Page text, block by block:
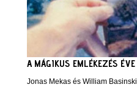
A MÁGIKUS EMLÉKEZÉS ÉVE
Jonas Mekas és William Basinski